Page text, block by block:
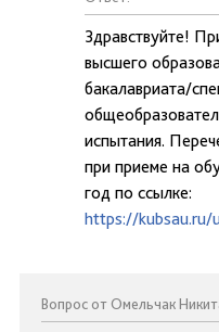
Здравствуйте!
высшего
бакалавриата/
испытания.
при приеме на
год по ссылке:
https://kubsau.ru/
Вопрос от Омельчак